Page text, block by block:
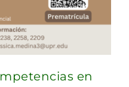
en